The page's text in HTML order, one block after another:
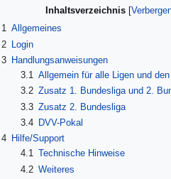
springen
springen
Inhaltsverzeichnis
1 Allgemeines
2
Login
3 Handlungsanweisungen
3.1 Allgemein für alle Ligen und
3.2 Zusatz 1. Bundesliga und 2.
3.3 Zusatz 2. Bundesliga
3.4
DVV-Pokal
4 Hilfe/Support
4.1 Technische Hinweise
4.2 Weiteres